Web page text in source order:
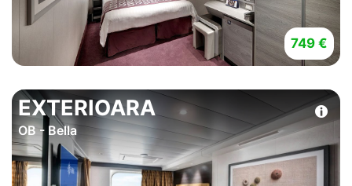
749 €
EXTERIOARA
OB - Bella